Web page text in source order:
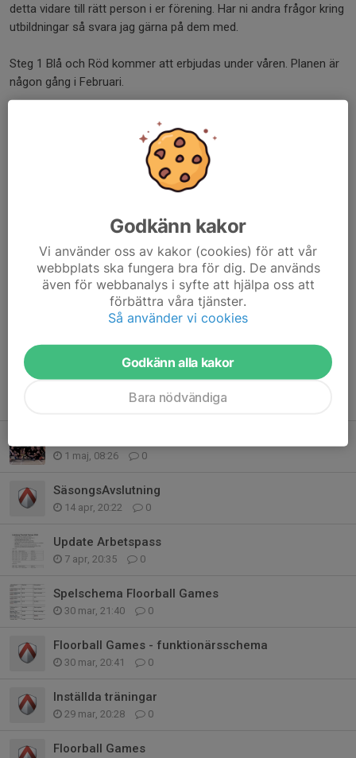
detta vidare till rätt person i er förening. Har ni andra frågor kring
utbildningar så svara jag gärna på dem med.
Steg 1 Blå och Röd kommer att erbjudas under våren. Planen är
någon gång i Februari.
Utbildning, Domare, Distriktslag konsulent
Med vänliga hälsningar
Heléne Tedensjö, Linköping Innebandy
1 maj, 08:26 0
SäsongsAvslutning
14 apr, 20:22 0
Update Arbetspass
7 apr, 20:35 0
Spelschema Floorball Games
30 mar, 21:40 0
Floorball Games - funktionärsschema
30 mar, 20:41 0
Inställda träningar
29 mar, 20:28 0
Floorball Games
Godkänn kakor
Vi använder oss av kakor (cookies) för att vår
webbplats ska fungera bra för dig. De används
även för webbanalys i syfte att hjälpa oss att
förbättra våra tjänster.
Så använder vi cookies
Godkänn alla kakor
Bara nödvändiga